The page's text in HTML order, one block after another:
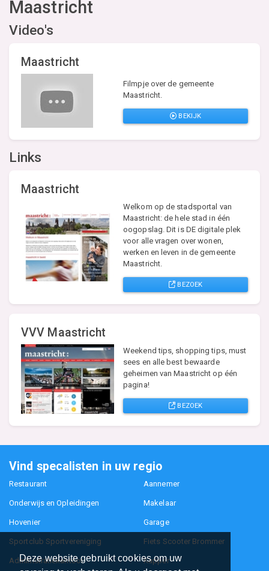
Deze website gebruikt cookies om uw
Maastricht
Video's
Maastricht
Filmpje over de gemeente
Maastricht.
BEKIJK
Links
Maastricht
Welkom op de stadsportal van
Maastricht: de hele stad in één
oogopslag. Dit is DE digitale plek
voor alle vragen over wonen,
werken en leven in de gemeente
Maastricht.
BEZOEK
VVV Maastricht
Weekend tips, shopping tips, must
sees en alle best bewaarde
geheimen van Maastricht op één
pagina!
BEZOEK
Vind specalisten in uw regio
Restaurant Aannemer
Onderwijs en Opleidingen Makelaar
Hovenier Garage
Sportclub Sportvereniging Fiets Scooter Brommer
Administratiekantoor Kapper